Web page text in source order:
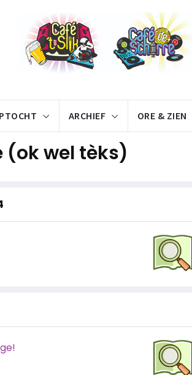
ARCHIEF ORE & ZIEN
(ok wel tèks)